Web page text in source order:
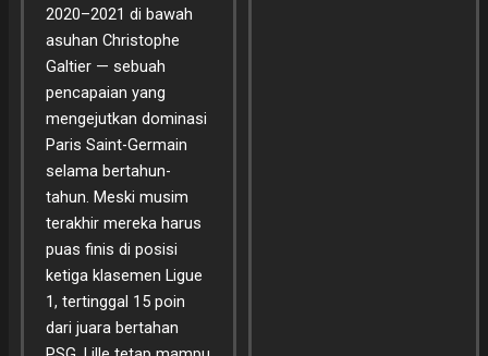
2020–2021 di bawah
asuhan Christophe
Galtier — sebuah
pencapaian yang
mengejutkan dominasi
Paris Saint-Germain
selama bertahun-
tahun. Meski musim
terakhir mereka harus
puas finis di posisi
ketiga klasemen Ligue
1, tertinggal 15 poin
dari juara bertahan